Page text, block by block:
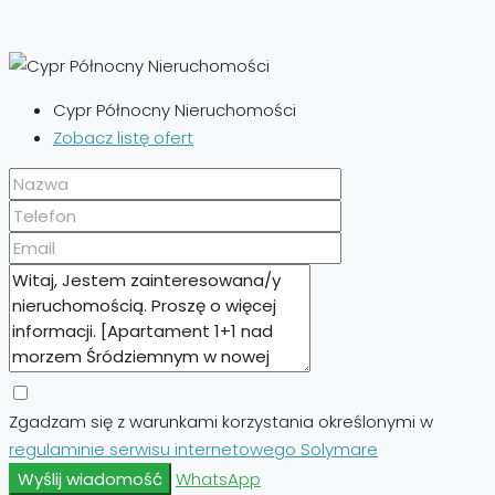
Cypr Północny Nieruchomości
Zobacz listę ofert
Zgadzam się z warunkami korzystania określonymi w
regulaminie serwisu internetowego Solymare
Wyślij wiadomość WhatsApp